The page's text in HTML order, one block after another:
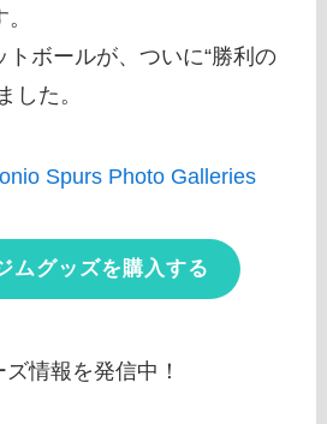
トボールが、ついに“勝利の
した。
Spurs Photo Galleries
ムグッズを購入する
情報を発信中！